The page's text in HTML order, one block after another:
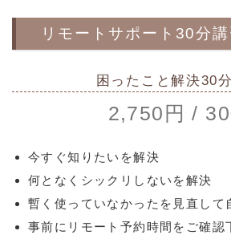
リモートサポート30分
困ったこと解決30
2,750円 /
今すぐ知りたいを解決
何となくシックリしないを解決
暫く使っていなかったを見直して
事前にリモート予約時間をご確認